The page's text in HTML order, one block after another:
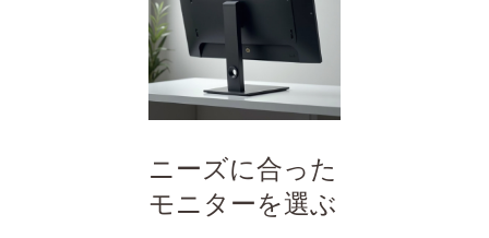
ニーズに合った
モニターを選ぶ